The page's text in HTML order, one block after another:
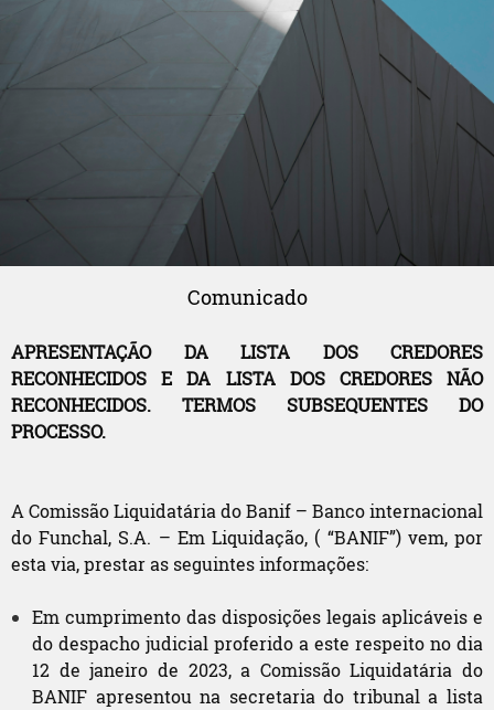
Comunicado
APRESENTAÇÃO DA LISTA DOS CREDORES
RECONHECIDOS E DA LISTA DOS CREDORES NÃO
RECONHECIDOS. TERMOS SUBSEQUENTES DO
PROCESSO.
A Comissão Liquidatária do Banif – Banco internacional
do Funchal, S.A. – Em Liquidação, ( “BANIF”) vem, por
esta via, prestar as seguintes informações:
Em cumprimento das disposições legais aplicáveis e
do despacho judicial proferido a este respeito no dia
12 de janeiro de 2023,a Comissão Liquidatária do
BANIF apresentou na secretaria do tribunal a lista